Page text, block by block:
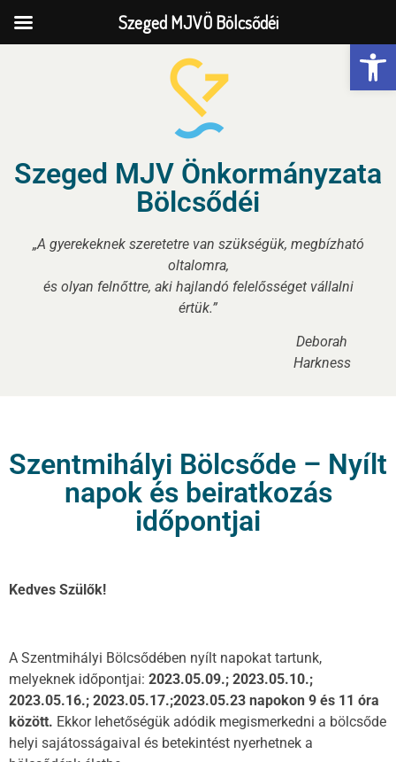
Szeged MJV Önkormányzata
Bölcsődéi
„A gyerekeknek szeretetre van szükségük, megbízható
oltalomra,
és olyan felnőttre, aki hajlandó felelősséget vállalni
értük.”
Deborah
Harkness
Szentmihályi Bölcsőde – Nyílt
napok és beiratkozás
időpontjai
Kedves Szülők!
A Szentmihályi Bölcsődében nyílt napokat tartunk,
melyeknek időpontjai: 2023.05.09.; 2023.05.10.;
2023.05.16.; 2023.05.17.;2023.05.23 napokon 9 és 11 óra
között. Ekkor lehetőségük adódik megismerkedni a bölcsőde
helyi sajátosságaival és betekintést nyerhetnek a
Szeged MJVÖ Bölcsődéi